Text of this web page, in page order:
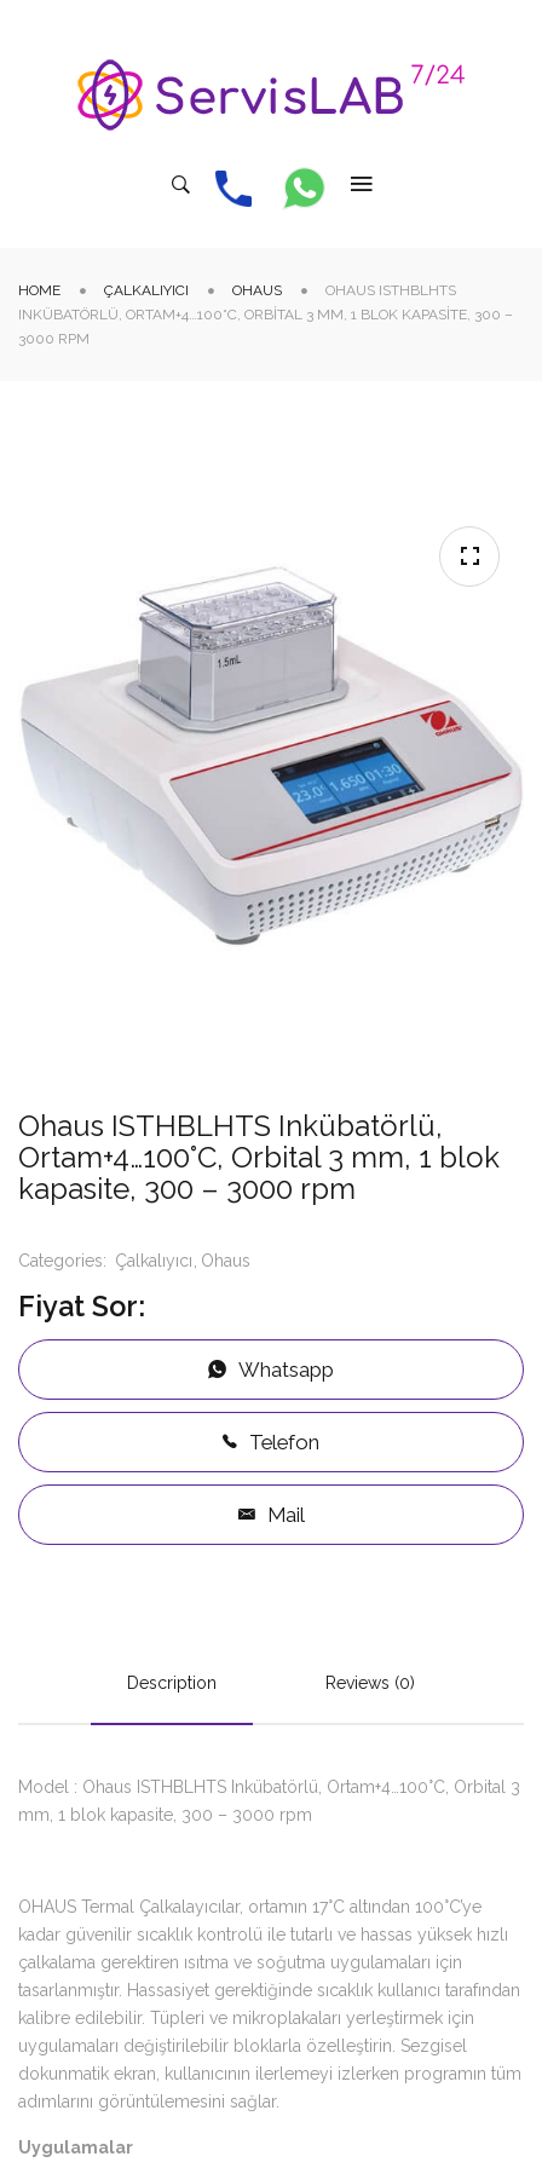
HOME ÇALKALIYICI OHAUS
OHAUS ISTHBLHTS
INKÜBATÖRLÜ, ORTAM+4…100°C, ORBITAL 3 MM, 1 BLOK KAPASITE, 300 –
3000 RPM
Ohaus ISTHBLHTS Inkübatörlü,
Ortam+4…100°C, Orbital 3 mm, 1 blok
kapasite, 300 – 3000 rpm
Categories: Çalkalıyıcı Ohaus
Fiyat Sor:
Whatsapp
Telefon
Mail
Description Reviews (0)
Model : Ohaus ISTHBLHTS Inkübatörlü, Ortam+4…100°C, Orbital 3
mm, 1 blok kapasite, 300 – 3000 rpm
OHAUS Termal Çalkalayıcılar, ortamın 17°C altından 100°C’ye
kadar güvenilir sıcaklık kontrolü ile tutarlı ve hassas yüksek hızlı
çalkalama gerektiren ısıtma ve soğutma uygulamaları için
tasarlanmıştır. Hassasiyet gerektiğinde sıcaklık kullanıcı tarafından
kalibre edilebilir. Tüpleri ve mikroplakaları yerleştirmek için
uygulamaları değiştirilebilir bloklarla özelleştirin. Sezgisel
dokunmatik ekran, kullanıcının ilerlemeyi izlerken programın tüm
adımlarını görüntülemesini sağlar.
Uygulamalar